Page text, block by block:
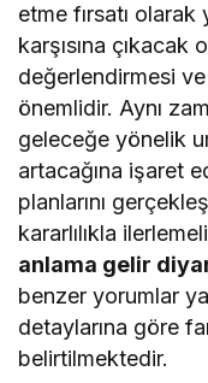
etme fırsatı olarak
karşısına çıkacak
değerlendirmesi
önemlidir. Aynı
geleceğe yönelik
artacağına işaret
planlarını
kararlılıkla
anlama gelir
benzer yorumlar
detaylarına göre
belirtilmektedir.